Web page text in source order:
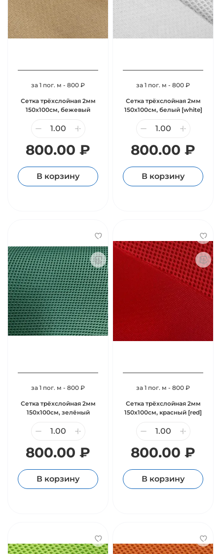
за 1 пог. м - 800 ₽
Сетка трёхслойная 2мм
150х100см, бежевый
800.00 ₽
В корзину
за 1 пог. м - 800 ₽
Сетка трёхслойная 2мм
150х100см, белый [white]
800.00 ₽
В корзину
за 1 пог. м - 800 ₽
Сетка трёхслойная 2мм
150х100см, зелёный
800.00 ₽
В корзину
за 1 пог. м - 800 ₽
Сетка трёхслойная 2мм
150х100см, красный [red]
800.00 ₽
В корзину